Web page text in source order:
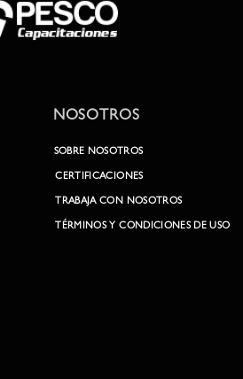
usar los extintores en caso de
emergencia.
NOSOTROS
SOBRE NOSOTROS
CERTIFICACIONES
TRABAJA CON NOSOTROS
TÉRMINOS Y CONDICIONES DE USO